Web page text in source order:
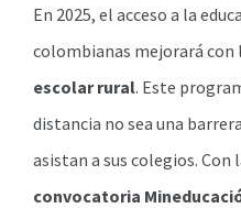
En 2025, el acceso a la
colombianas mejorará con
escolar rural. Este
distancia no sea una
asistan a sus colegios. Con
convocatoria